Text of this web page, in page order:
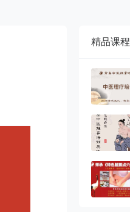
精品课程